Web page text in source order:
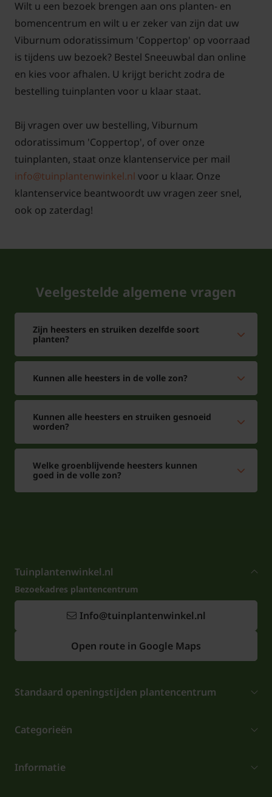
Wilt u een bezoek brengen aan ons planten- en
bomencentrum en wilt u er zeker van zijn dat uw
Viburnum odoratissimum 'Coppertop' op voorraad
is tijdens uw bezoek? Bestel Sneeuwbal dan online
en kies voor afhalen. U krijgt bericht zodra de
bestelling tuinplanten voor u klaar staat.
Bij vragen over uw bestelling, Viburnum
odoratissimum 'Coppertop', of over onze
tuinplanten, staat onze klantenservice per mail
info@tuinplantenwinkel.nl voor u klaar. Onze
klantenservice beantwoordt uw vragen zeer snel,
ook op zaterdag!
Veelgestelde algemene vragen
Zijn heesters en struiken dezelfde soort
planten?
Kunnen alle heesters in de volle zon?
Kunnen alle heesters en struiken gesnoeid
worden?
Welke groenblijvende heesters kunnen
goed in de volle zon?
Tuinplantenwinkel.nl
Bezoekadres plantencentrum
Info@tuinplantenwinkel.nl
Open route in Google Maps
Standaard openingstijden plantencentrum
Categorieën
Informatie